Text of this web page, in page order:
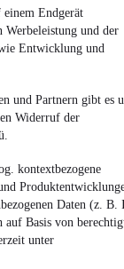
Endgerät
Werbeleistung und der
Entwicklung und
und Partnern gibt es
Widerruf der
kontextbezogene
Daten (z. B.
auf Basis von
unter